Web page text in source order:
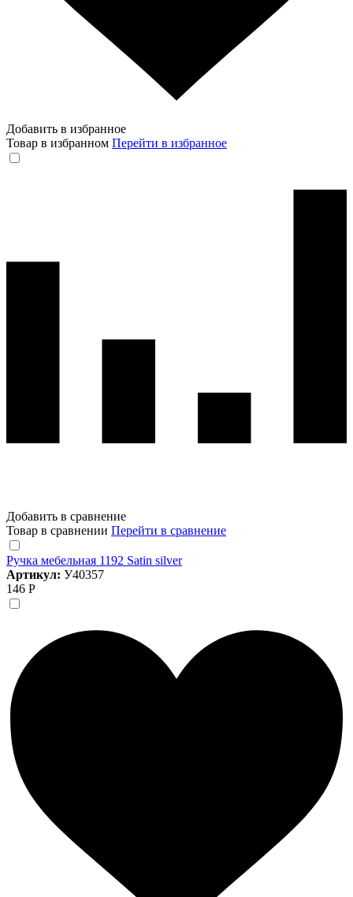
Добавить в избранное
Товар в избранном Перейти в избранное
Добавить в сравнение
Товар в сравнении Перейти в сравнение
Ручка мебельная 1192 Satin silver
Артикул: У40357
146 Р